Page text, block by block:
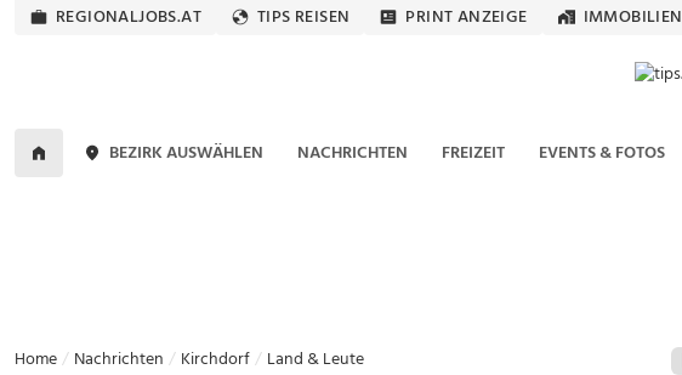
REGIONALJOBS.AT TIPS REISEN PRINT ANZEIGE IMMOBILIEN
BEZIRK AUSWÄHLEN NACHRICHTEN FREIZEIT EVENTS & FOTOS
Home Nachrichten Kirchdorf Land & Leute